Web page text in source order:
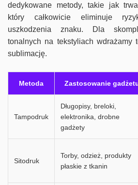
dedykowane metody, takie jak
który całkowicie eliminuje
uszkodzenia znaku. Dla
tonalnych na tekstyliach wdrażamy
sublimację.
Metoda Zastosowanie
Tampodruk
Długopisy, breloki,
elektronika, drobne
gadżety
Sitodruk
Torby, odzież, produkty
płaskie z tkanin